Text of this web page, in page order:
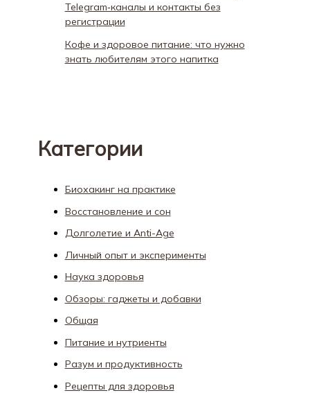
Telegram‑каналы и контакты без
регистрации
Кофе и здоровое питание: что нужно
знать любителям этого напитка
Категории
Биохакинг на практике
Восстановление и сон
Долголетие и Anti-Age
Личный опыт и эксперименты
Наука здоровья
Обзоры: гаджеты и добавки
Общая
Питание и нутриенты
Разум и продуктивность
Рецепты для здоровья